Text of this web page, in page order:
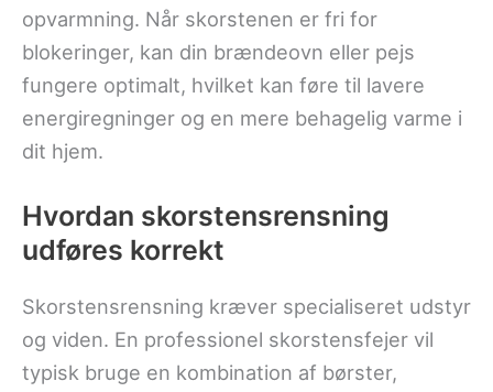
opvarmning. Når skorstenen er fri for
blokeringer, kan din brændeovn eller pejs
fungere optimalt, hvilket kan føre til lavere
energiregninger og en mere behagelig varme i
dit hjem.
Hvordan skorstensrensning
udføres korrekt
Skorstensrensning kræver specialiseret udstyr
og viden. En professionel skorstensfejer vil
typisk bruge en kombination af børster,